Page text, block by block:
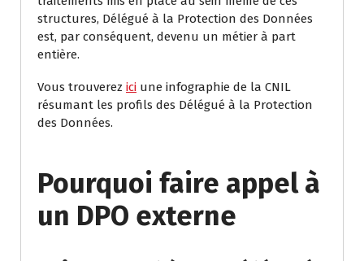
structures, Délégué à la Protection des Données
est, par conséquent, devenu un métier à part
entière.
Vous trouverez ici une infographie de la CNIL
résumant les profils des Délégué à la Protection
des Données.
Pourquoi faire appel à
un DPO externe